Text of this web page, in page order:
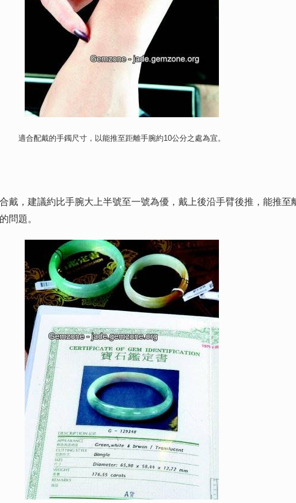
適合配戴的手鐲尺寸，以能推至距離手腕約10公分之處為宜。
，建議約比手腕大上半號至一號為優，戴上後沿手臂後推，能推至
問題。